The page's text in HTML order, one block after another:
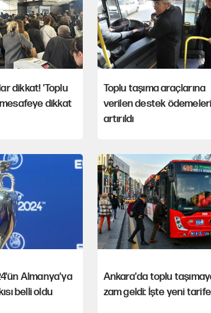
dikkat! 'Toplu
dikkat
Toplu taşıma araçlarına
verilen destek ödemeleri
artırıldı
Almanya'ya
belli oldu
Ankara'da toplu
zam geldi: İşte yeni